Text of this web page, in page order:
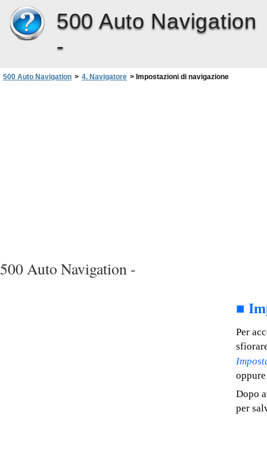
500 Auto Navigation
-
500 Auto Navigation > 4. Navigatore > Impostazioni di navigazione
500 Auto Navigation -
■
Per
oppure
Dopo
per